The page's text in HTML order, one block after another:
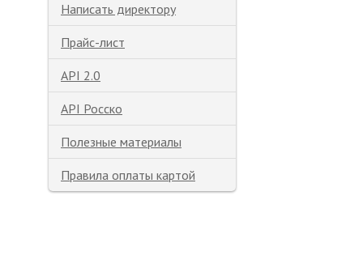
Написать директору
Прайс-лист
API 2.0
API Росско
Полезные материалы
Правила оплаты картой